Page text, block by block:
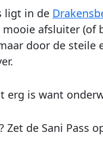
ligt in de
mooie afsluiter (of
door de steile
erg is want
Zet de Sani Pass